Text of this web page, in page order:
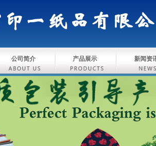
公司简介 产品展示 新闻资